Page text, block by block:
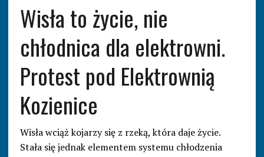
Wisła to życie, nie
chłodnica dla elektrowni.
Protest pod Elektrownią
Kozienice
Wisła wciąż kojarzy się z rzeką, która daje życie.
Stała się jednak elementem systemu chłodzenia